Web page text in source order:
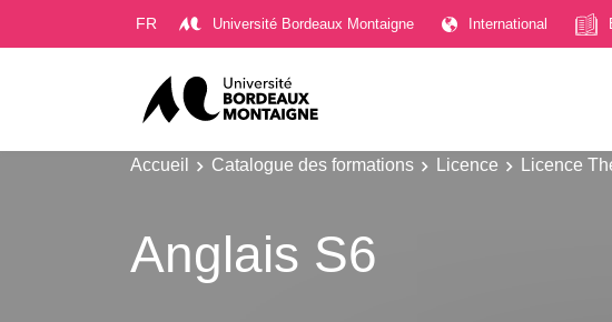
FR Université Bordeaux Montaigne International
Accueil Catalogue des formations Licence Licence
Anglais S6